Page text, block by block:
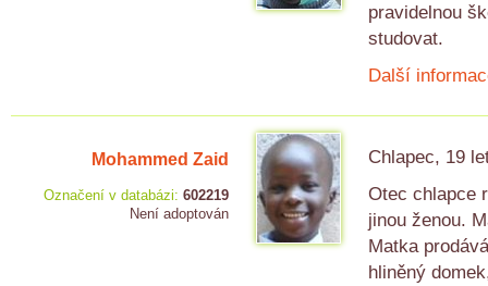
pravidelnou
studovat.
Další
Mohammed Zaid
Označení v databázi: 602219
Není adoptován
Chlapec, 19
Otec chlapce
jinou ženou.
Matka
hliněný